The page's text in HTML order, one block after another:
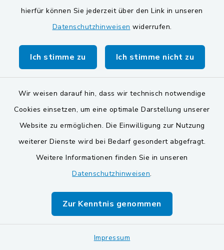
hierfür können Sie jederzeit über den Link in unseren
Datenschutzhinweisen widerrufen.
Ich stimme zu Ich stimme nicht zu
Wir weisen darauf hin, dass wir technisch notwendige
Cookies einsetzen, um eine optimale Darstellung unserer
Website zu ermöglichen. Die Einwilligung zur Nutzung
weiterer Dienste wird bei Bedarf gesondert abgefragt.
Weitere Informationen finden Sie in unseren
Datenschutzhinweisen.
Zur Kenntnis genommen
Impressum
Gemeinde Schwarzach bei Nabburg
Markt Schwarzenfeld
Gemeinde Stulln
Barrierefreiheit
Sitemap